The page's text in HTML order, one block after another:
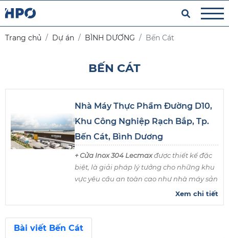
Trang chủ Dự án BÌNH DƯƠNG Bến Cát
BẾN CÁT
Nhà Máy Thực Phẩm Đường D10,
Khu Công Nghiệp Rạch Bắp, Tp.
Bến Cát, Bình Dương
+ Cửa Inox 304 Lecmaxđược thiết kế đặc
biệt, là giải pháp lý tưởng cho những khu
vực yêu cầu an toàn cao như nhà máy sản
xuất, tòa nhà văn phòng và cơ sở kinh
Xem chi tiết
Bài viết Bến Cát